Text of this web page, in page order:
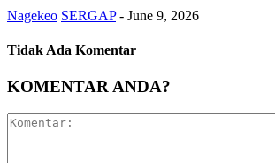
Nagekeo SERGAP - June 9, 2026
Tidak Ada Komentar
KOMENTAR ANDA?